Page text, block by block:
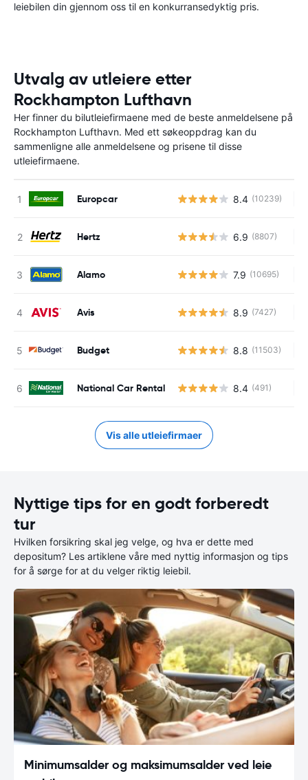
leiebilen din gjennom oss til en konkurransedyktig pris.
Utvalg av utleiere etter
Rockhampton Lufthavn
Her finner du bilutleiefirmaene med de beste anmeldelsene på
Rockhampton Lufthavn. Med ett søkeoppdrag kan du
sammenligne alle anmeldelsene og prisene til disse
utleiefirmaene.
Europcar 8.4 (10239)
Hertz 6.9 (8807)
Alamo 7.9 (10695)
Avis 8.9 (7427)
Budget 8.8 (11503)
National Car Rental 8.4 (491)
Vis alle utleiefirmaer
Nyttige tips for en godt forberedt
tur
Hvilken forsikring skal jeg velge, og hva er dette med
depositum? Les artiklene våre med nyttig informasjon og tips
for å sørge for at du velger riktig leiebil.
Minimumsalder og maksimumsalder ved leie